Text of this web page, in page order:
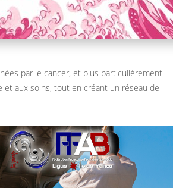
par le cancer, et plus particulièrement
et aux soins, tout en créant un réseau de